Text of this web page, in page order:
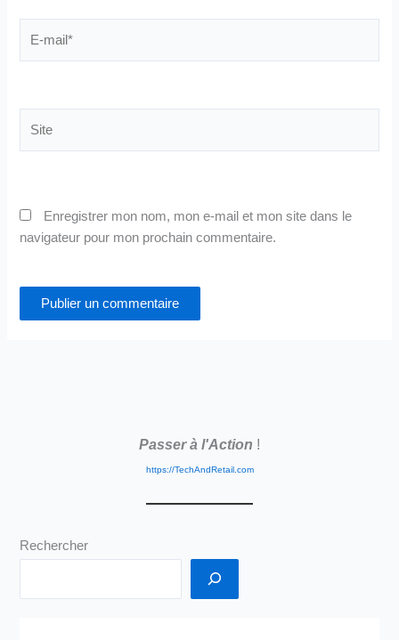
Enregistrer mon nom, mon e-mail et mon site dans le
navigateur pour mon prochain commentaire.
Passer à l'Action !
https://TechAndRetail.com
Rechercher